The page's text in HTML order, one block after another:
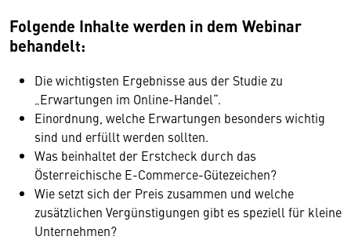
Folgende Inhalte werden in dem Webinar
behandelt:
Die wichtigsten Ergebnisse aus der Studie zu
„Erwartungen im Online-Handel“.
Einordnung, welche Erwartungen besonders wichtig
sind und erfüllt werden sollten.
Was beinhaltet der Erstcheck durch das
Österreichische E-Commerce-Gütezeichen?
Wie setzt sich der Preis zusammen und welche
zusätzlichen Vergünstigungen gibt es speziell für kleine
Unternehmen?